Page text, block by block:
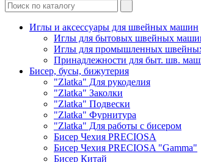
Иглы и аксессуары для швейных машин
Иглы для бытовых швейных
Иглы для промышленных
Принадлежности для быт. шв.
Бисер, бусы, бижутерия
"Zlatka" Для рукоделия
"Zlatka" Заколки
"Zlatka" Подвески
"Zlatka" Фурнитура
"Zlatka" Для работы с бисером
Бисер Чехия PRECIOSA
Бисер Чехия PRECIOSA "Gamma"
Бисер Китай